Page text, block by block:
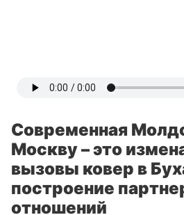
Современная
Москву – это
вызовы ковер в
построение
отношений